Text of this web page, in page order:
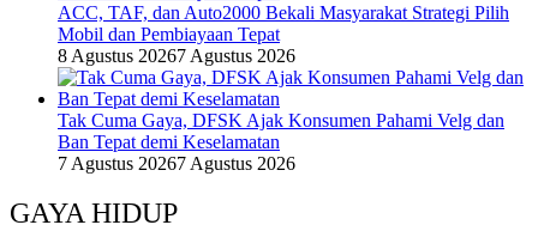
ACC, TAF, dan Auto2000 Bekali Masyarakat Strategi Pilih
Mobil dan Pembiayaan Tepat
8 Agustus 20267 Agustus 2026
Tak Cuma Gaya, DFSK Ajak Konsumen Pahami Velg dan
Ban Tepat demi Keselamatan
7 Agustus 20267 Agustus 2026
GAYA HIDUP